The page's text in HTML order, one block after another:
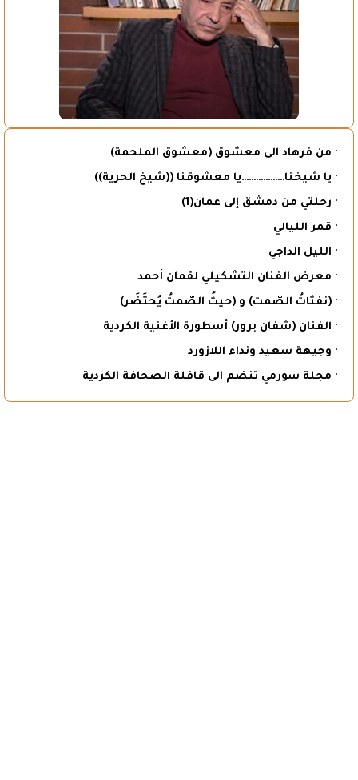
· من فرهاد الى معشوق (معشوق الملحمة)
· يا شيخنا………………يا معشوقنا ((شيخ الحرية))
· رحلتي من دمشق إلى عمان(1)
· قمر الليالي
· الليل الداجي
· معرض الفنان التشكيلي لقمان أحمد
· (نفثاتُ الصّمت) و (حيثُ الصّمتُ يُحتَضَر)
· الفنان (شفان برور) أسطورة الأغنية الكردية
· وجيهة سعيد ونداء اللازورد
· مجلة سورمي تنضم الى قافلة الصحافة الكردية